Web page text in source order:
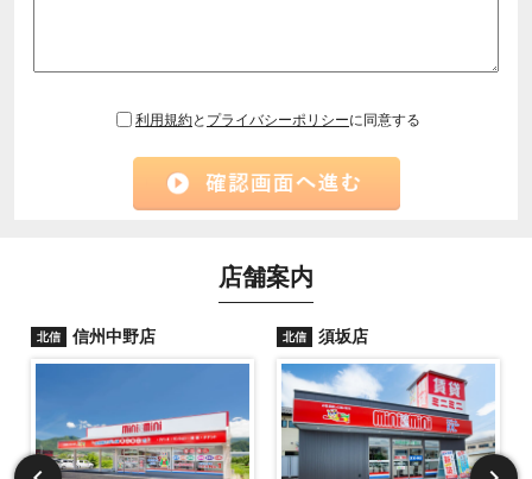
利用規約と プライバシーポリシーに同意する
店舗案内
北信 信州中野店 北信 須坂店